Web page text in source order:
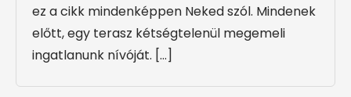
ez a cikk mindenképpen Neked szól. Mindenek
előtt, egy terasz kétségtelenül megemeli
ingatlanunk nívóját. […]